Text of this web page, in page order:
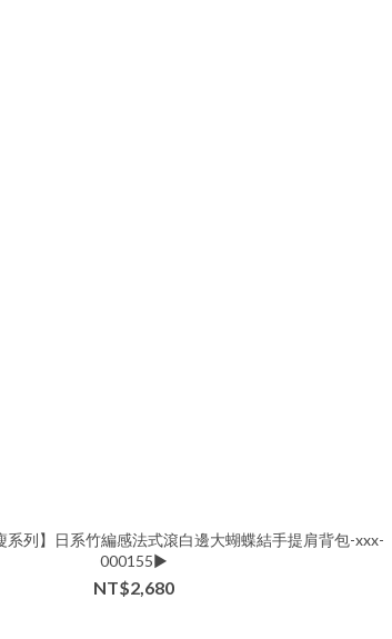
系列】日系竹編感法式滾白邊大蝴蝶結手提肩背包-xxx-
000155▶
NT$2,680